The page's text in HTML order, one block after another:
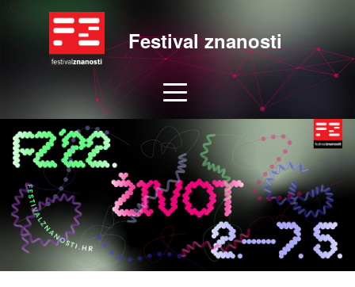
Festival znanosti